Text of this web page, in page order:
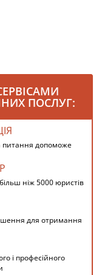
ПОСЛУГ:
питання допоможе
ніж 5000 юристів
для отримання
і професійного